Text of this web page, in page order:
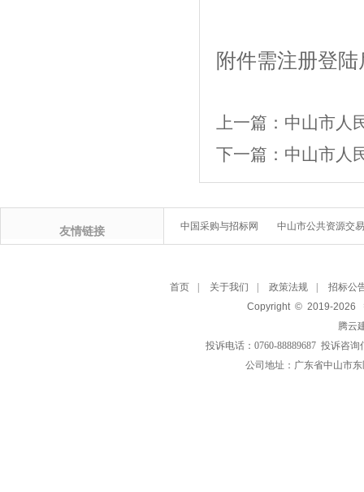
附件需注册登
上一篇： 中山市人
下一篇： 中山市人
友情链接 中国采购与招标网 中山市公共资源交
首页 关于我们 政策法规
招标公
Copyright © 2019-2026
腾云
投诉电话：0760-88889687 投诉咨
公司地址：广东省中山市